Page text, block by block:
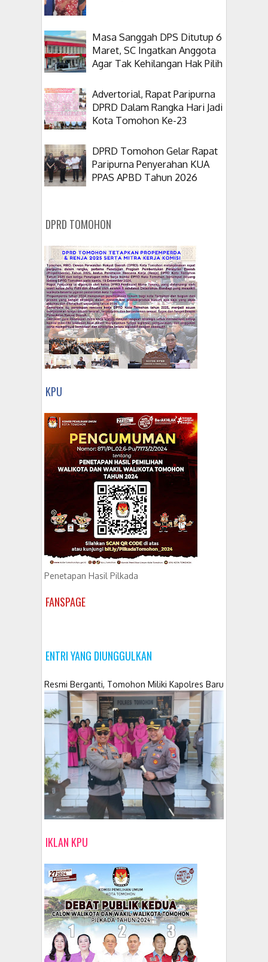
Masa Sanggah DPS Ditutup 6
Maret, SC Ingatkan Anggota
Agar Tak Kehilangan Hak Pilih
Advertorial, Rapat Paripurna
DPRD Dalam Rangka Hari Jadi
Kota Tomohon Ke-23
DPRD Tomohon Gelar Rapat
Paripurna Penyerahan KUA
PPAS APBD Tahun 2026
DPRD TOMOHON
KPU
Penetapan Hasil Pilkada
FANSPAGE
ENTRI YANG DIUNGGULKAN
Resmi Berganti, Tomohon Miliki Kapolres Baru
IKLAN KPU